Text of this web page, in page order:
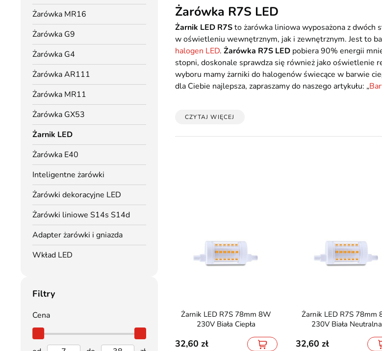
Żarówka MR16
Żarówka G9
Żarówka G4
Żarówka AR111
Żarówka MR11
Żarówka GX53
Żarnik LED
Żarówka E40
Inteligentne żarówki
Żarówki dekoracyjne LED
Żarówki liniowe S14s S14d
Adapter żarówki i gniazda
Wkład LED
Filtry
Cena
Żarówka R7S LED
Żarnik LED R7Sto żarówka liniowa wyposażona z dwóch
w oświetleniu wewnętrznym, jak i zewnętrznym. Jest to
halogen LED. Żarówka R7S LED pobiera 90% energii
stopni, doskonale sprawdza się również jako oświetlenie
wyboru mamy żarniki do halogenów świecące w barwie
dla Ciebie najlepsza, zapraszamy do naszego artykułu: „
CZYTAJ WIĘCEJ
Żarnik LED R7S 78mm 8W
230V Biała Ciepła
32,60
Żarnik LED R7S 78mm 8W
230V Biała Neutralna
32,60